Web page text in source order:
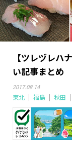
【ツレヅレハ
い記事まとめ
2017.08.14
東北 福島 秋田